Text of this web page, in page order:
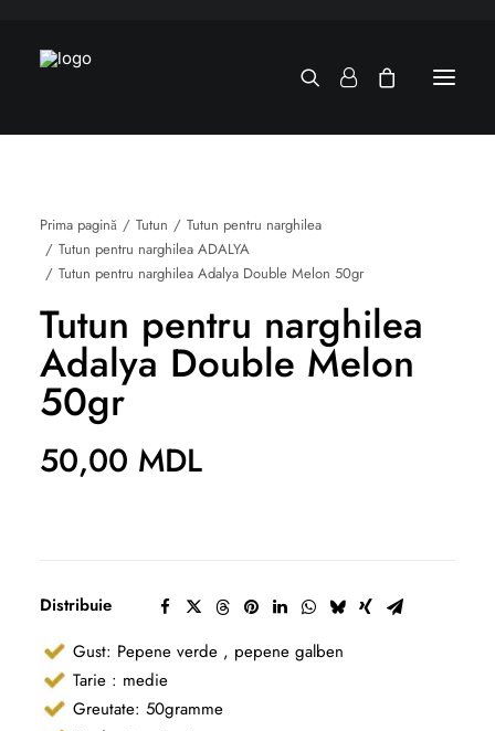
Prima pagină Tutun
Tutun pentru narghilea
Tutun pentru narghilea ADALYA
Tutun pentru narghilea Adalya Double Melon 50gr
Tutun pentru narghilea
Adalya Double Melon
50gr
50,00 MDL
Distribuie
Gust: Pepene verde , pepene galben
Tarie : medie
Greutate: 50gramme